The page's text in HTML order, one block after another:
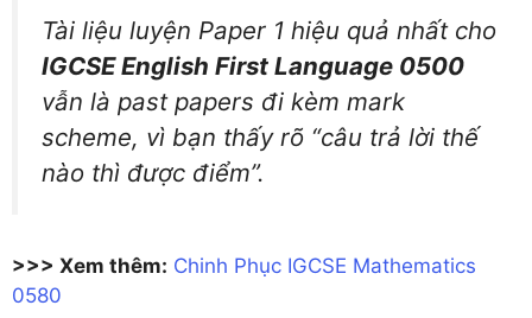
Tài liệu luyện Paper 1 hiệu quả nhất cho
IGCSE English First Language 0500
vẫn là past papers đi kèm mark
scheme, vì bạn thấy rõ “câu trả lời thế
nào thì được điểm”.
>>> Xem thêm: Chinh Phục IGCSE Mathematics
0580